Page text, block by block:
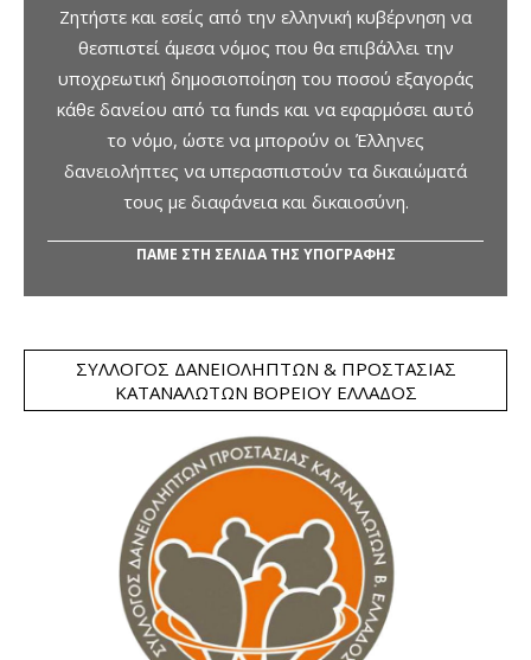
Ζητήστε και εσείς από την ελληνική κυβέρνηση να
θεσπιστεί άμεσα νόμος που θα επιβάλλει την
υποχρεωτική δημοσιοποίηση του ποσού εξαγοράς
κάθε δανείου από τα funds και να εφαρμόσει αυτό
το νόμο, ώστε να μπορούν οι Έλληνες
δανειολήπτες να υπερασπιστούν τα δικαιώματά
τους με διαφάνεια και δικαιοσύνη.
ΠΑΜΕ ΣΤΗ ΣΕΛΙΔΑ ΤΗΣ ΥΠΟΓΡΑΦΗΣ
ΣΎΛΛΟΓΟΣ ΔΑΝΕΙΟΛΗΠΤΏΝ & ΠΡΟΣΤΑΣΊΑΣ
ΚΑΤΑΝΑΛΩΤΏΝ ΒΟΡΕΊΟΥ ΕΛΛΆΔΟΣ